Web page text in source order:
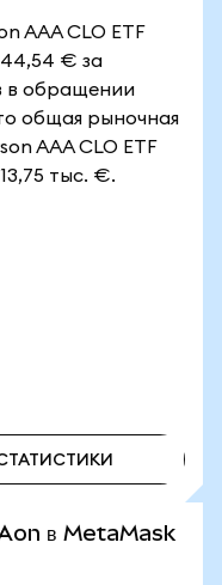
AAA CLO ETF
44,54 € за
в обращении
общая рыночная
AAA CLO ETF
тыс. €.
в MetaMask